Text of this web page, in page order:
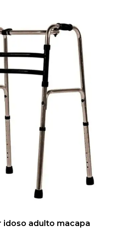
idoso adulto macapa